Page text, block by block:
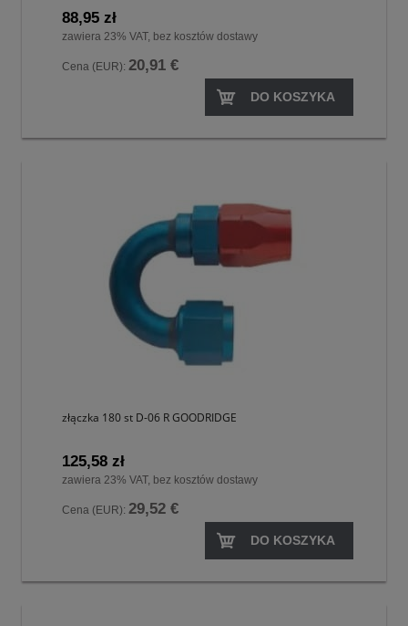
88,95 zł
zawiera 23% VAT, bez kosztów dostawy
Cena (EUR): 20,91 €
DO KOSZYKA
złączka 180 st D-06 R GOODRIDGE
125,58 zł
zawiera 23% VAT, bez kosztów dostawy
Cena (EUR): 29,52 €
DO KOSZYKA